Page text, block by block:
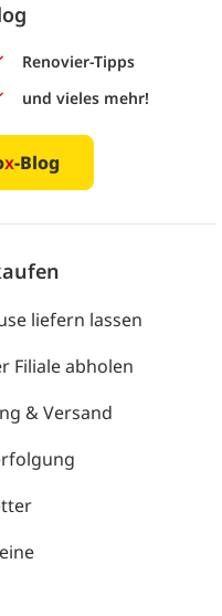
Renovier-Tipps
und vieles mehr!
x-Blog
liefern lassen
Filiale abholen
& Versand